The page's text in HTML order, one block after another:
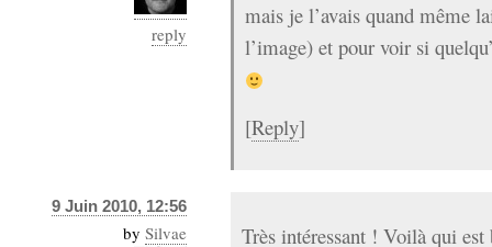
reply
mais je l’avais quand même
l’image) et pour voir si
[Reply]
9 Juin 2010, 12:56
by Silvae
Très intéressant ! Voilà qui